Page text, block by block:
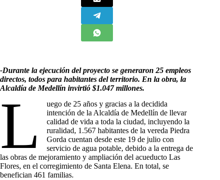
-Durante la ejecución del proyecto se generaron 25 empleos
directos, todos para habitantes del territorio. En la obra, la
Alcaldía de Medellín invirtió $1.047 millones.
L
uego de 25 años y gracias a la decidida
intención de la Alcaldía de Medellín de llevar
calidad de vida a toda la ciudad, incluyendo la
ruralidad, 1.567 habitantes de la vereda Piedra
Gorda cuentan desde este 19 de julio con
servicio de agua potable, debido a la entrega de
las obras de mejoramiento y ampliación del acueducto Las
Flores, en el corregimiento de Santa Elena. En total, se
benefician 461 familias.